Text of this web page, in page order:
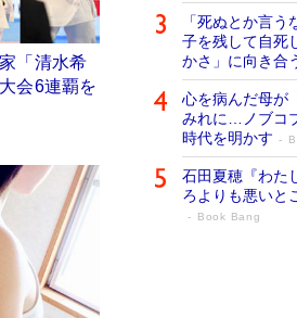
「清水希
会6連覇を
「死ぬとか言
子を残して自死
かさ」に向き合
心を病んだ母が
みれに…ノブコ
時代を明かす
石田夏穂『わた
ろよりも悪いと
Book Bang